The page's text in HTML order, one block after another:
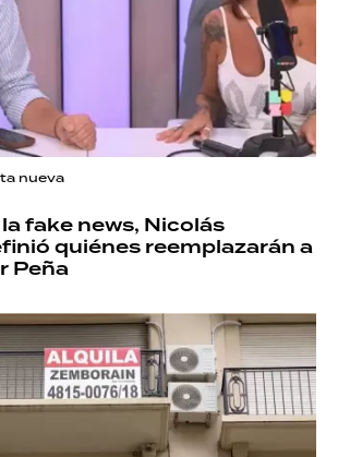
nueva
fake news, Nicolás
quiénes reemplazarán a
Peña